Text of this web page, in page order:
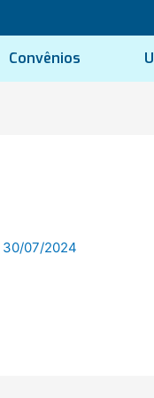
Convênios
30/07/2024